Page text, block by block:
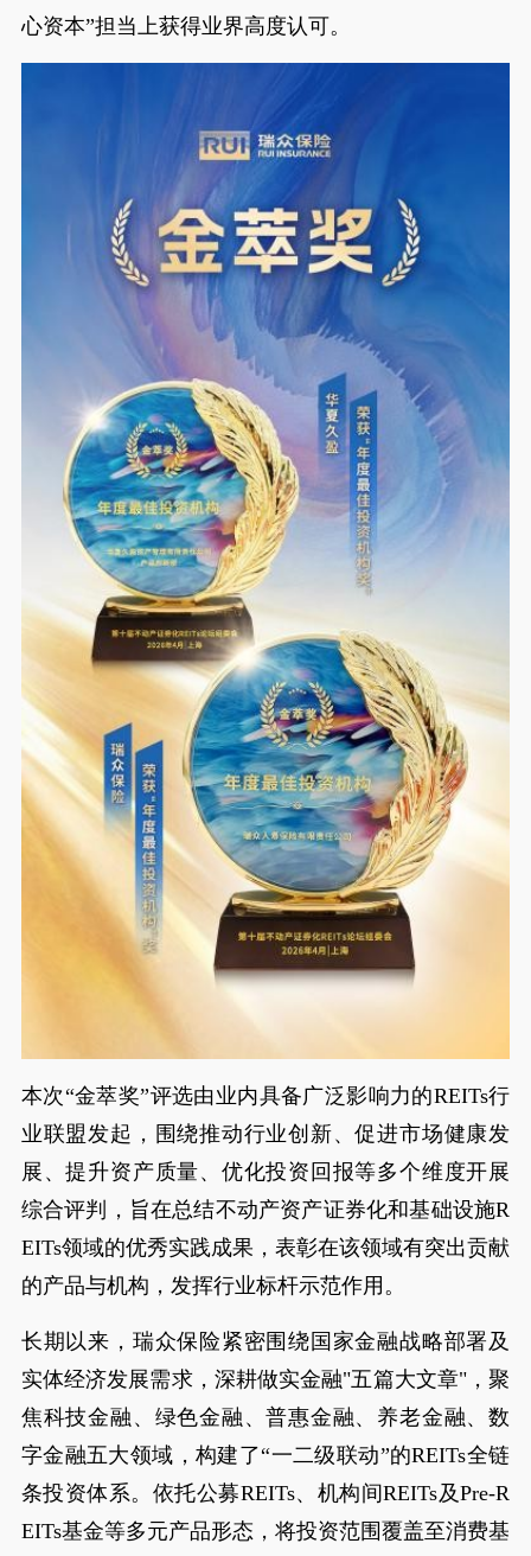
心资本”担当上获得业界高度认可。
本次“金萃奖”评选由业内具备广泛影响力的REITs行
业联盟发起，围绕推动行业创新、促进市场健康发
展、提升资产质量、优化投资回报等多个维度开展
综合评判，旨在总结不动产资产证券化和基础设施R
EITs领域的优秀实践成果，表彰在该领域有突出贡献
的产品与机构，发挥行业标杆示范作用。
长期以来，瑞众保险紧密围绕国家金融战略部署及
实体经济发展需求，深耕做实金融"五篇大文章"，聚
焦科技金融、绿色金融、普惠金融、养老金融、数
字金融五大领域，构建了“一二级联动”的REITs全链
条投资体系。依托公募REITs、机构间REITs及Pre-R
EITs基金等多元产品形态，将投资范围覆盖至消费基